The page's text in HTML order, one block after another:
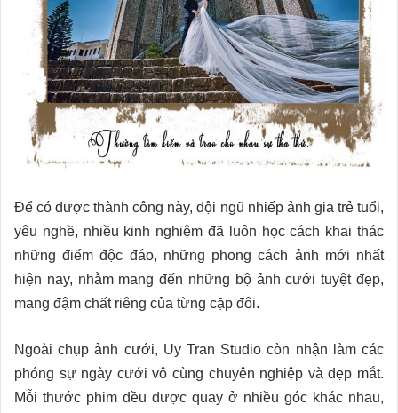
Để có được thành công này, đội ngũ nhiếp ảnh gia trẻ tuổi,
yêu nghề, nhiều kinh nghiệm đã luôn học cách khai thác
những điểm độc đáo, những phong cách ảnh mới nhất
hiện nay, nhằm mang đến những bộ ảnh cưới tuyệt đẹp,
mang đậm chất riêng của từng cặp đôi.
Ngoài chụp ảnh cưới, Uy Tran Studio còn nhận làm các
phóng sự ngày cưới vô cùng chuyên nghiệp và đẹp mắt.
Mỗi thước phim đều được quay ở nhiều góc khác nhau,